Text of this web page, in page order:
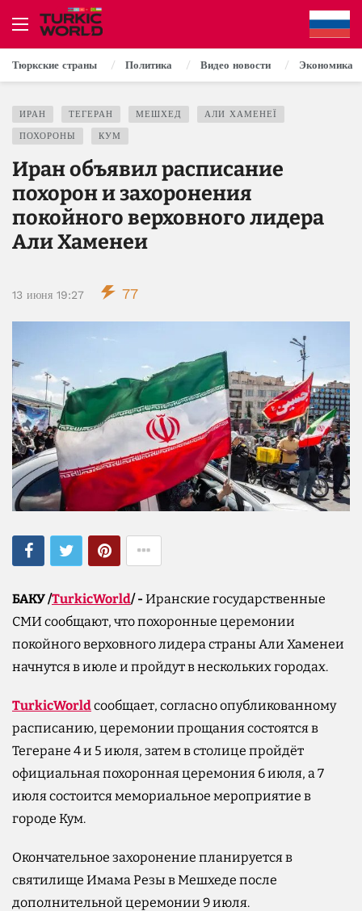
Тюркские страны Политика Видео новости Экономика
ИРАН ТЕГЕРАН МЕШХЕД АЛИ ХАМЕНЕЇ
ПОХОРОНЫ КУМ
Иран объявил расписание
похорон и захоронения
покойного верховного лидера
Али Хаменеи
13 июня 19:27 77
БАКУ /TurkicWorld/ - Иранские государственные
СМИ сообщают, что похоронные церемонии
покойного верховного лидера страны Али Хаменеи
начнутся в июле и пройдут в нескольких городах.
TurkicWorldсообщает, cогласно опубликованному
расписанию, церемонии прощания состоятся в
Тегеране 4 и 5 июля, затем в столице пройдёт
официальная похоронная церемония 6 июля, а 7
июля состоится мемориальное мероприятие в
городе Кум.
Окончательное захоронение планируется в
святилище Имама Резы в Мешхеде после
дополнительной церемонии 9 июля.